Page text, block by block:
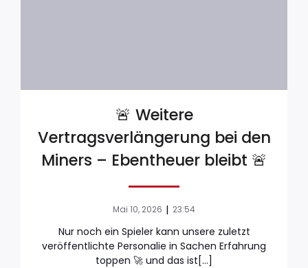
🚨 Weitere
Vertragsverlängerung bei den
Miners – Ebentheuer bleibt 🚨
Mai 10, 2026 | 23:54
Nur noch ein Spieler kann unsere zuletzt
veröffentlichte Personalie in Sachen Erfahrung
toppen 🚀 und das ist[…]